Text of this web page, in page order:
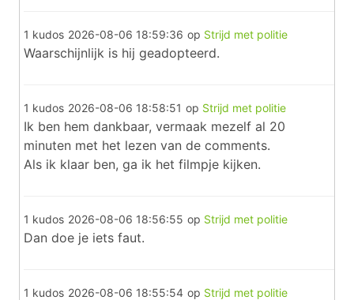
1 kudos 2026-08-06 18:59:36 op Strijd met politie
Waarschijnlijk is hij geadopteerd.
1 kudos 2026-08-06 18:58:51 op Strijd met politie
Ik ben hem dankbaar, vermaak mezelf al 20
minuten met het lezen van de comments.
Als ik klaar ben, ga ik het filmpje kijken.
1 kudos 2026-08-06 18:56:55 op Strijd met politie
Dan doe je iets faut.
1 kudos 2026-08-06 18:55:54 op Strijd met politie